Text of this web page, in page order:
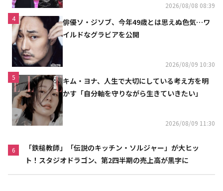
2026/08/08 08:39
4
俳優ソ・ジソブ、今年49歳とは思えぬ色気…ワ
イルドなグラビアを公開
2026/08/09 10:30
5
キム・ヨナ、人生で大切にしている考え方を明
かす「自分軸を守りながら生きていきたい」
2026/08/09 11:30
6
「鉄槌教師」「伝説のキッチン・ソルジャー」が大ヒッ
ト！スタジオドラゴン、第2四半期の売上高が黒字に